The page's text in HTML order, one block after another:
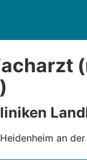
Heidenheim an